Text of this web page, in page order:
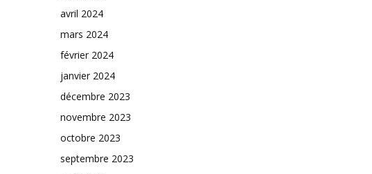
avril 2024
mars 2024
février 2024
janvier 2024
décembre 2023
novembre 2023
octobre 2023
septembre 2023